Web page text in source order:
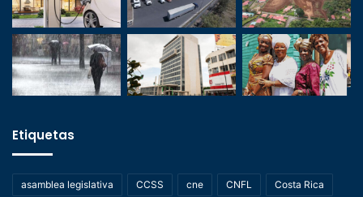
Etiquetas
asamblea legislativa CCSS cne CNFL Costa Rica